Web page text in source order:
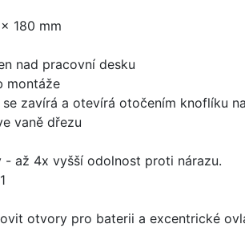
180 mm
nad pracovní desku
montáže
zavírá a otevírá otočením knoflíku
vaně dřezu
- až 4x vyšší odolnost proti nárazu.
otvory pro baterii a excentrické